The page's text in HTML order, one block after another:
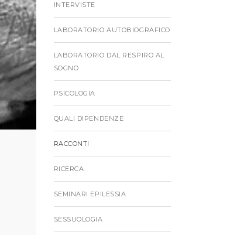
INTERVISTE
LABORATORIO AUTOBIOGRAFICO
LABORATORIO DAL RESPIRO AL
SOGNO
PSICOLOGIA
QUALI DIPENDENZE
RACCONTI
RICERCA
SEMINARI EPILESSIA
SESSUOLOGIA